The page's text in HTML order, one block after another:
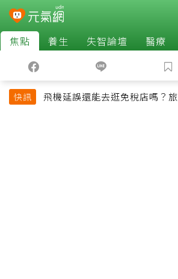
焦點 養生 失智論壇 醫療
快訊
飛機延誤還能去逛免稅店嗎？